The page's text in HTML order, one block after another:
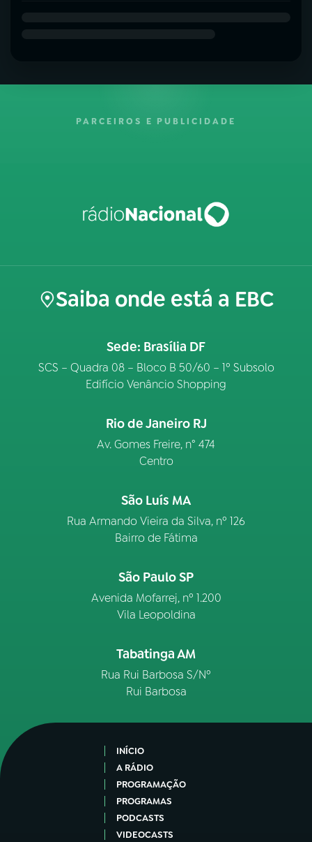
PARCEIROS E PUBLICIDADE
Saiba onde está a EBC
Sede: Brasília DF
SCS – Quadra 08 – Bloco B 50/60 – 1º Subsolo
Edifício Venâncio Shopping
Rio de Janeiro RJ
Av. Gomes Freire, n° 474
Centro
São Luís MA
Rua Armando Vieira da Silva, nº 126
Bairro de Fátima
São Paulo SP
Avenida Mofarrej, nº 1.200
Vila Leopoldina
Tabatinga AM
Rua Rui Barbosa S/Nº
Rui Barbosa
INÍCIO
A RÁDIO
PROGRAMAÇÃO
PROGRAMAS
PODCASTS
VIDEOCASTS